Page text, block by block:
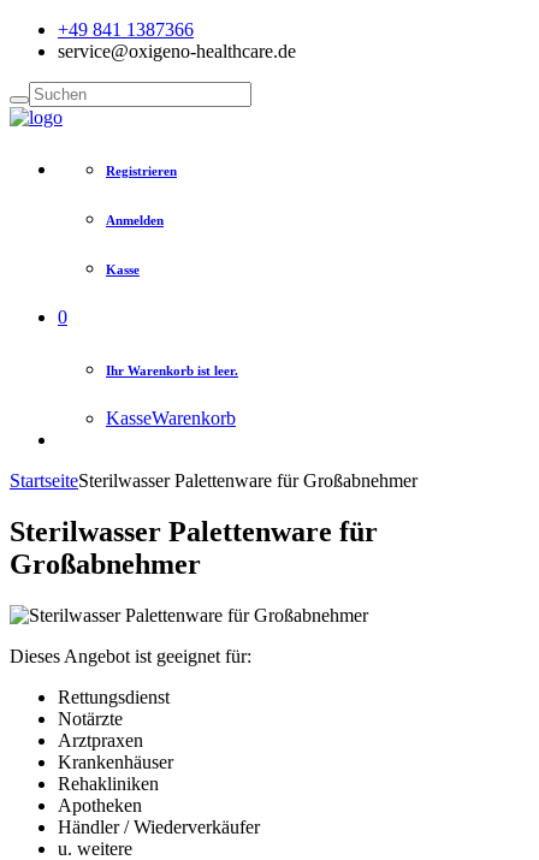
+49 841 1387366
service@oxigeno-healthcare.de
Registrieren
Anmelden
Kasse
0
Ihr Warenkorb ist leer.
KasseWarenkorb
StartseiteSterilwasser Palettenware für Großabnehmer
Sterilwasser Palettenware für
Großabnehmer
Dieses Angebot ist geeignet für:
Rettungsdienst
Notärzte
Arztpraxen
Krankenhäuser
Rehakliniken
Apotheken
Händler / Wiederverkäufer
u. weitere